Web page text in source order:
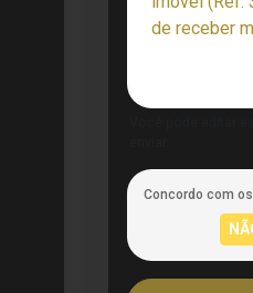
Concordo com os